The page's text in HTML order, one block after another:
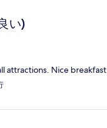
い)
attractions. Nice breakfast